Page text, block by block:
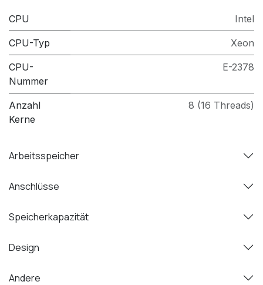
CPU Intel
CPU-Typ Xeon
CPU-
Nummer
E-2378
Anzahl
Kerne
8 (16 Threads)
Arbeitsspeicher
Anschlüsse
Speicherkapazität
Design
Andere